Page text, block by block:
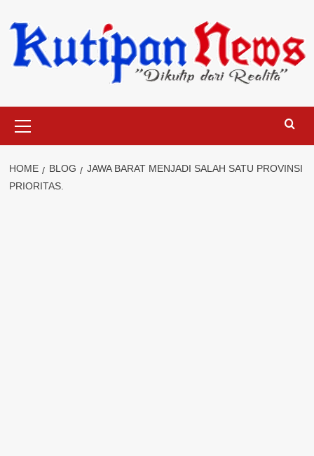
to
content
Menu
HOME BLOG
JAWA BARAT MENJADI SALAH SATU PROVINSI
PRIORITAS.